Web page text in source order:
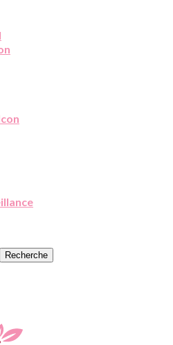
Recherche